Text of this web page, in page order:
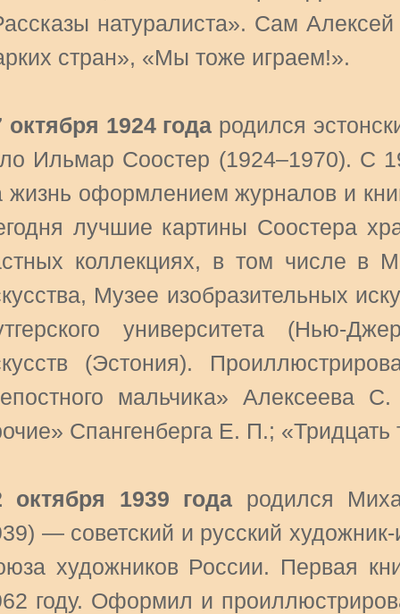
натуралиста». Сам
стран», «Мы тоже играем!».
октября 1924 года родился
Ильмар Соостер (1924–1970). С
жизнь оформлением журналов и
лучшие картины Соостера
коллекциях, в том числе в
Музее изобразительных
университета (Нью-
(Эстония).
мальчика»
Спангенберга Е. П.;
октября 1939 года родился
— советский и русский
художников России. Первая
году. Оформил и